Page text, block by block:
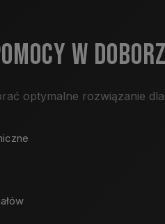
W
optymalne rozwiązanie